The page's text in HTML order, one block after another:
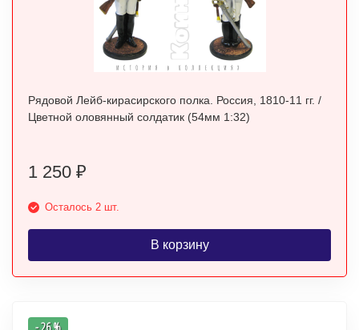
Рядовой Лейб-кирасирского полка. Россия, 1810-11 гг. /
Цветной оловянный солдатик (54мм 1:32)
1 250 ₽
Осталось 2 шт.
В корзину
- 26 %